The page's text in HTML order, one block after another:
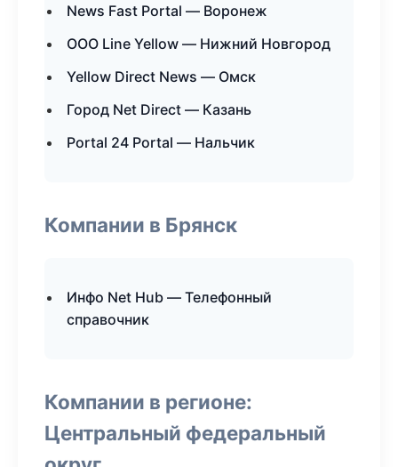
News Fast Portal — Воронеж
ООО Line Yellow — Нижний Новгород
Yellow Direct News — Омск
Город Net Direct — Казань
Portal 24 Portal — Нальчик
Компании в Брянск
Инфо Net Hub — Телефонный
справочник
Компании в регионе:
Центральный федеральный